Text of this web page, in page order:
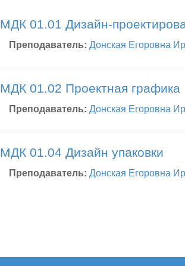
МДК 01.01 Дизайн-
Преподаватель: Донская Егоровна
МДК 01.02 Проектная графика
Преподаватель: Донская Егоровна
МДК 01.04 Дизайн упаковки
Преподаватель: Донская Егоровна